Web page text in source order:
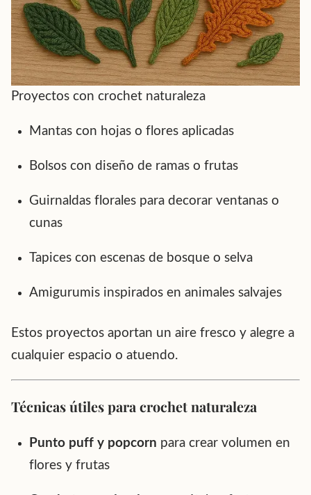
Proyectos con crochet naturaleza
Mantas con hojas o flores aplicadas
Bolsos con diseño de ramas o frutas
Guirnaldas florales para decorar ventanas o
cunas
Tapices con escenas de bosque o selva
Amigurumis inspirados en animales salvajes
Estos proyectos aportan un aire fresco y alegre a
cualquier espacio o atuendo.
Técnicas útiles para crochet naturaleza
Punto puff y popcorn para crear volumen en
flores y frutas